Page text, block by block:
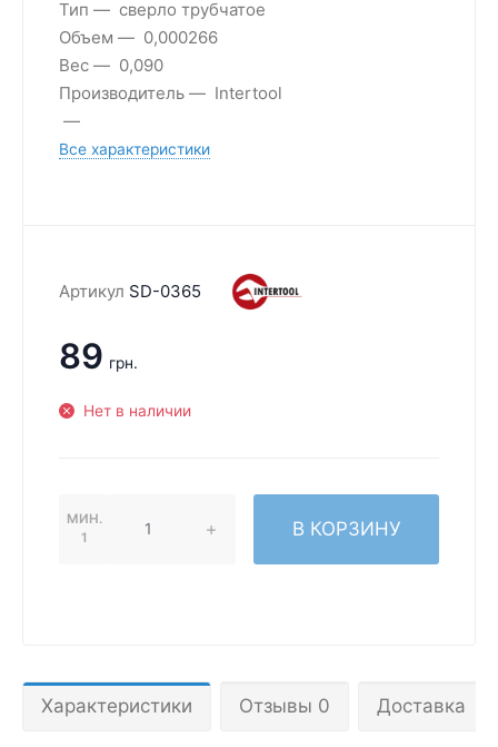
Тип
сверло трубчатое
Объем
0,000266
Вес
0,090
Производитель
Intertool
Все характеристики
Артикул SD-0365
89 грн.
Нет в наличии
МИН.
1
В КОРЗИНУ
Характеристики Отзывы 0 Доставка